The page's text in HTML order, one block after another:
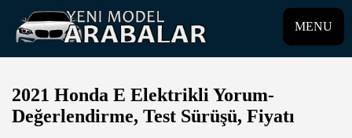
MENU
2021 Honda E Elektrikli Yorum-
Değerlendirme, Test Sürüşü, Fiyatı